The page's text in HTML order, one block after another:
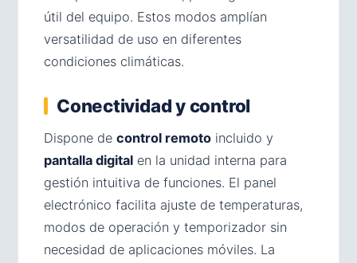
útil del equipo. Estos modos amplían
versatilidad de uso en diferentes
condiciones climáticas.
Conectividad y control
Dispone de control remoto incluido y
pantalla digital en la unidad interna para
gestión intuitiva de funciones. El panel
electrónico facilita ajuste de temperaturas,
modos de operación y temporizador sin
necesidad de aplicaciones móviles. La